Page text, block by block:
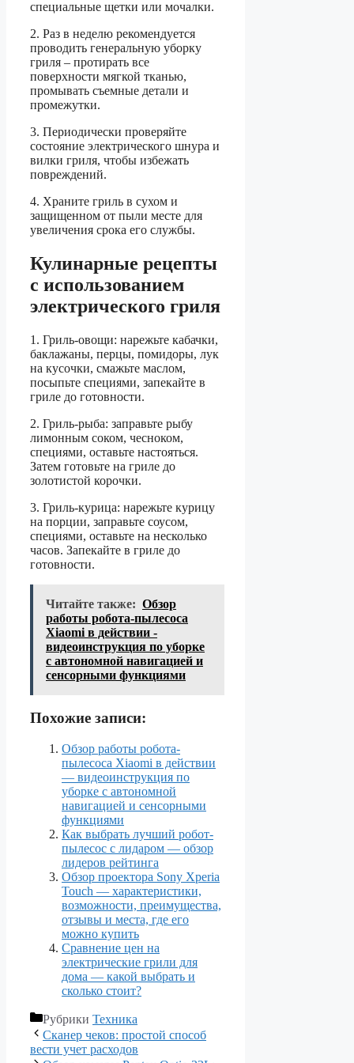
специальные щетки или мочалки.
2. Раз в неделю рекомендуется
проводить генеральную уборку
гриля – протирать все
поверхности мягкой тканью,
промывать съемные детали и
промежутки.
3. Периодически проверяйте
состояние электрического шнура и
вилки гриля, чтобы избежать
повреждений.
4. Храните гриль в сухом и
защищенном от пыли месте для
увеличения срока его службы.
Кулинарные рецепты
с использованием
электрического гриля
1. Гриль-овощи: нарежьте кабачки,
баклажаны, перцы, помидоры, лук
на кусочки, смажьте маслом,
посыпьте специями, запекайте в
гриле до готовности.
2. Гриль-рыба: заправьте рыбу
лимонным соком, чесноком,
специями, оставьте настояться.
Затем готовьте на гриле до
золотистой корочки.
3. Гриль-курица: нарежьте курицу
на порции, заправьте соусом,
специями, оставьте на несколько
часов. Запекайте в гриле до
готовности.
Читайте также: Обзор
работы робота-пылесоса
Xiaomi в действии -
видеоинструкция по уборке
с автономной навигацией и
сенсорными функциями
Похожие записи:
Обзор работы робота-
пылесоса Xiaomi в действии
— видеоинструкция по
уборке с автономной
навигацией и сенсорными
функциями
Как выбрать лучший робот-
пылесос с лидаром — обзор
лидеров рейтинга
Обзор проектора Sony Xperia
Touch — характеристики,
возможности, преимущества,
отзывы и места, где его
можно купить
Сравнение цен на
электрические грили для
дома — какой выбрать и
сколько стоит?
Рубрики Техника
Сканер чеков: простой способ
вести учет расходов